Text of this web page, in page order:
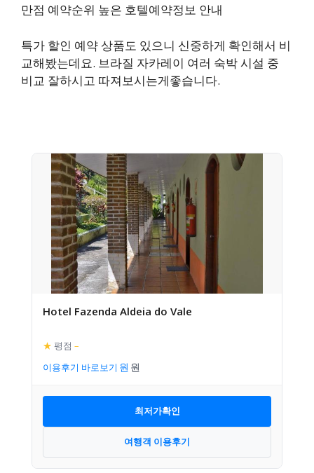
만점 예약순위 높은 호텔예약정보 안내
특가 할인 예약 상품도 있으니 신중하게 확인해서 비
교해봤는데요. 브라질 자카레이 여러 숙박 시설 중
비교 잘하시고 따져보시는게좋습니다.
Hotel Fazenda Aldeia do Vale
★ 평점 –
이용후기 바로보기
최저가확인
여행객 이용후기